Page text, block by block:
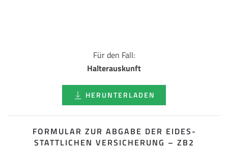
Für den Fall:
Halterauskunft
HERUNTERLADEN
FORMULAR ZUR ABGABE DER EIDES­
STATTLICHEN VERSICHERUNG – ZB2